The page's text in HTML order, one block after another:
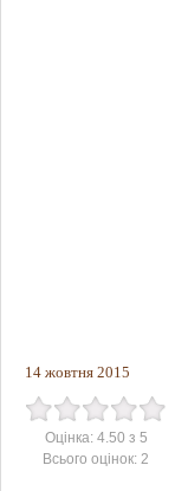
14 жовтня 2015
Оцінка: 4.50 з 5
Всього оцінок: 2